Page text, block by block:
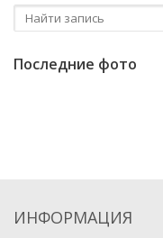
Последние фото
ИНФОРМАЦИЯ